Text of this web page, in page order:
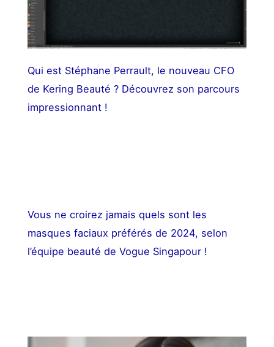
Qui est Stéphane Perrault, le nouveau CFO
de Kering Beauté ? Découvrez son parcours
impressionnant !
Vous ne croirez jamais quels sont les
masques faciaux préférés de 2024, selon
l’équipe beauté de Vogue Singapour !